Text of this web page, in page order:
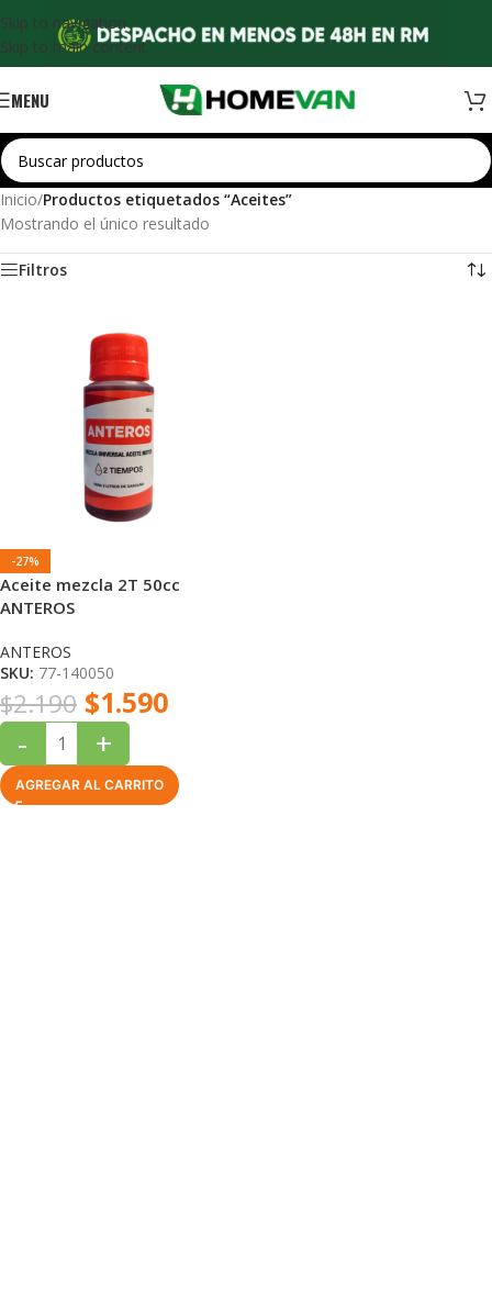
Skip to navigation
Skip to main content
MENU
Inicio/Productos etiquetados “Aceites”
Mostrando el único resultado
Filtros
-27%
Aceite mezcla 2T 50cc
ANTEROS
ANTEROS
SKU: 77-140050
$2.190 $1.590
- +
AGREGAR AL CARRITO